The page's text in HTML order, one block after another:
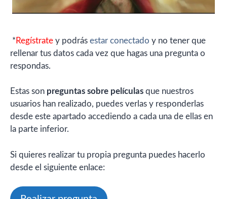
* Regístrate y podrás estar conectado y no tener que
rellenar tus datos cada vez que hagas una pregunta o
respondas.
Estas son preguntas sobre películas que nuestros
usuarios han realizado, puedes verlas y responderlas
desde este apartado accediendo a cada una de ellas en
la parte inferior.
Si quieres realizar tu propia pregunta puedes hacerlo
desde el siguiente enlace: